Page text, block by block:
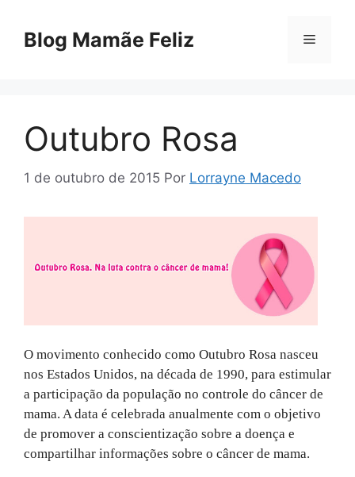
paraBlog Mamãe Feliz Menu
Outubro Rosa
1 de outubro de 2015 Por Lorrayne Macedo
O movimento conhecido como Outubro Rosa nasceu
nos Estados Unidos, na década de 1990, para estimular
a participação da população no controle do câncer de
mama. A data é celebrada anualmente com o objetivo
de promover a conscientização sobre a doença e
compartilhar informações sobre o câncer de mama.